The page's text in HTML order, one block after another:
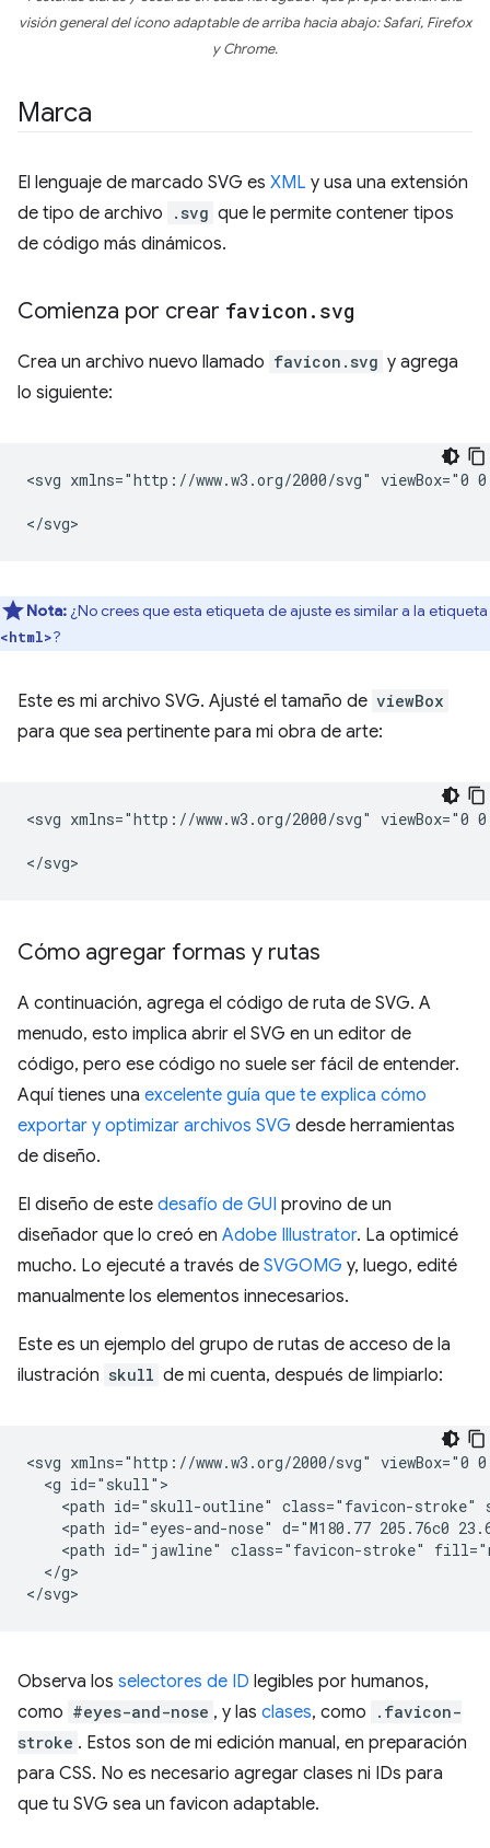
visión general del ícono adaptable de arriba hacia abajo: Safari, Firefox
y Chrome.
Marca
El lenguaje de marcado SVG es XML y usa una extensión
de tipo de archivo
.svg que le permite contener tipos
de código más dinámicos.
Comienza por crear favicon . svg
Crea un archivo nuevo llamado favicon.svg y agrega
lo siguiente:
<svg xmlns="http://www.w3.org/2000/svg" viewBox="0 0
Nota: ¿No crees que esta etiqueta de ajuste es similar a la etiqueta
<html>?
Este es mi archivo SVG. Ajusté el tamaño de viewBox
para que sea pertinente para mi obra de arte:
<svg xmlns="http://www.w3.org/2000/svg" viewBox="0 0
Cómo agregar formas y rutas
A continuación, agrega el código de ruta de SVG. A
menudo, esto implica abrir el SVG en un editor de
código, pero ese código no suele ser fácil de entender.
Aquí tienes una excelente guía que te explica cómo
exportar y optimizar archivos SVG desde herramientas
de diseño.
El diseño de este desafío de GUI provino de un
diseñador que lo creó en Adobe Illustrator. La optimicé
mucho. Lo ejecuté a través de SVGOMG y, luego, edité
manualmente los elementos innecesarios.
Este es un ejemplo del grupo de rutas de acceso de la
ilustración skull de mi cuenta, después de limpiarlo:
<svg xmlns="http://www.w3.org/2000/svg" viewBox="0
  <g id="skull">
<path id="skull-outline" class="favicon-stroke"
<path id="eyes-and-nose" d="M180.77 205.76c0
<path id="jawline" class="favicon-stroke"
  </g>
Observa los selectores de ID legibles por humanos,
como #eyes-and-nose , y las clases, como
.favicon-
stroke . Estos son de mi edición manual, en preparación
para CSS. No es necesario agregar clases ni IDs para
que tu SVG sea un favicon adaptable.